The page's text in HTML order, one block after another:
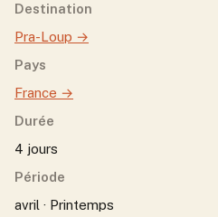
Destination
Pra-Loup →
Pays
France →
Durée
4 jours
Période
avril · Printemps